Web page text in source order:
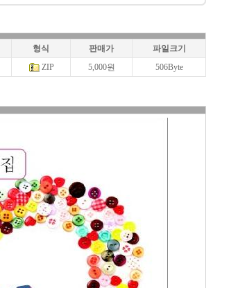
형식 판매가 파일크기
ZIP 5,000원 506Byte